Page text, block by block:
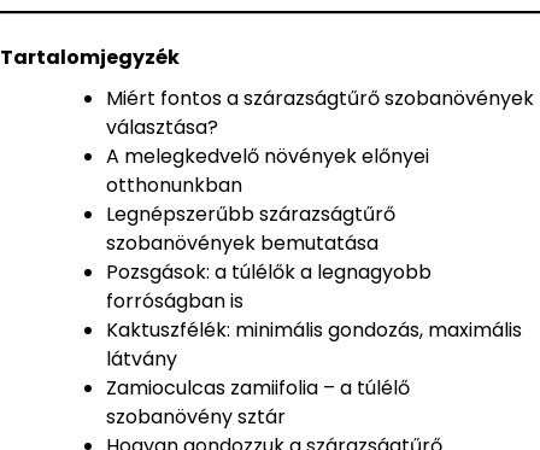
Tartalomjegyzék
Miért fontos a szárazságtűrő szobanövények
választása?
A melegkedvelő növények előnyei
otthonunkban
Legnépszerűbb szárazságtűrő
szobanövények bemutatása
Pozsgások: a túlélők a legnagyobb
forróságban is
Kaktuszfélék: minimális gondozás, maximális
látvány
Zamioculcas zamiifolia – a túlélő
szobanövény sztár